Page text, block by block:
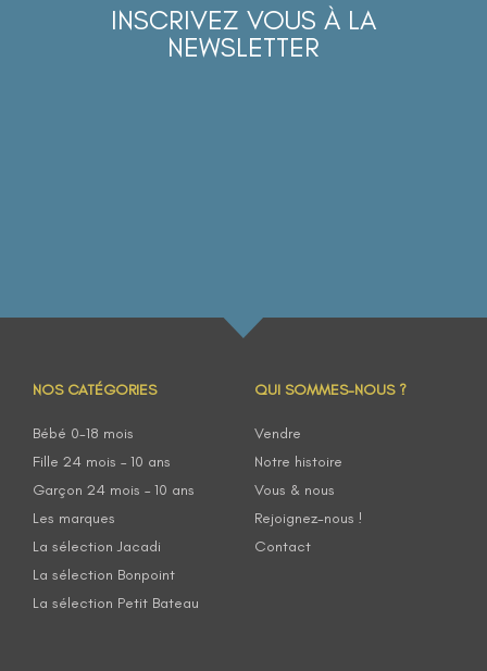
INSCRIVEZ VOUS À LA
NEWSLETTER
NOS CATÉGORIES
Bébé 0-18 mois
Fille 24 mois – 10 ans
Garçon 24 mois – 10 ans
Les marques
La sélection Jacadi
La sélection Bonpoint
La sélection Petit Bateau
QUI SOMMES-NOUS ?
Vendre
Notre histoire
Vous & nous
Rejoignez-nous !
Contact